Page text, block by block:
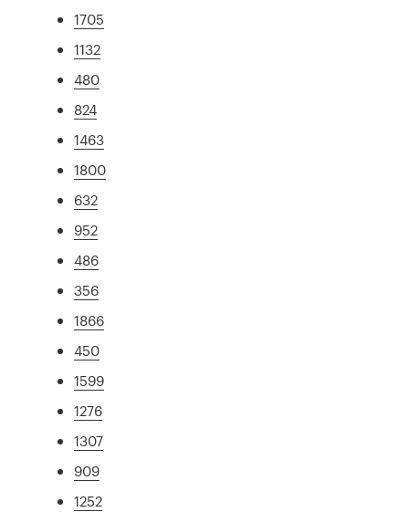
1705
1132
480
824
1463
1800
632
952
486
356
1866
450
1599
1276
1307
909
1252